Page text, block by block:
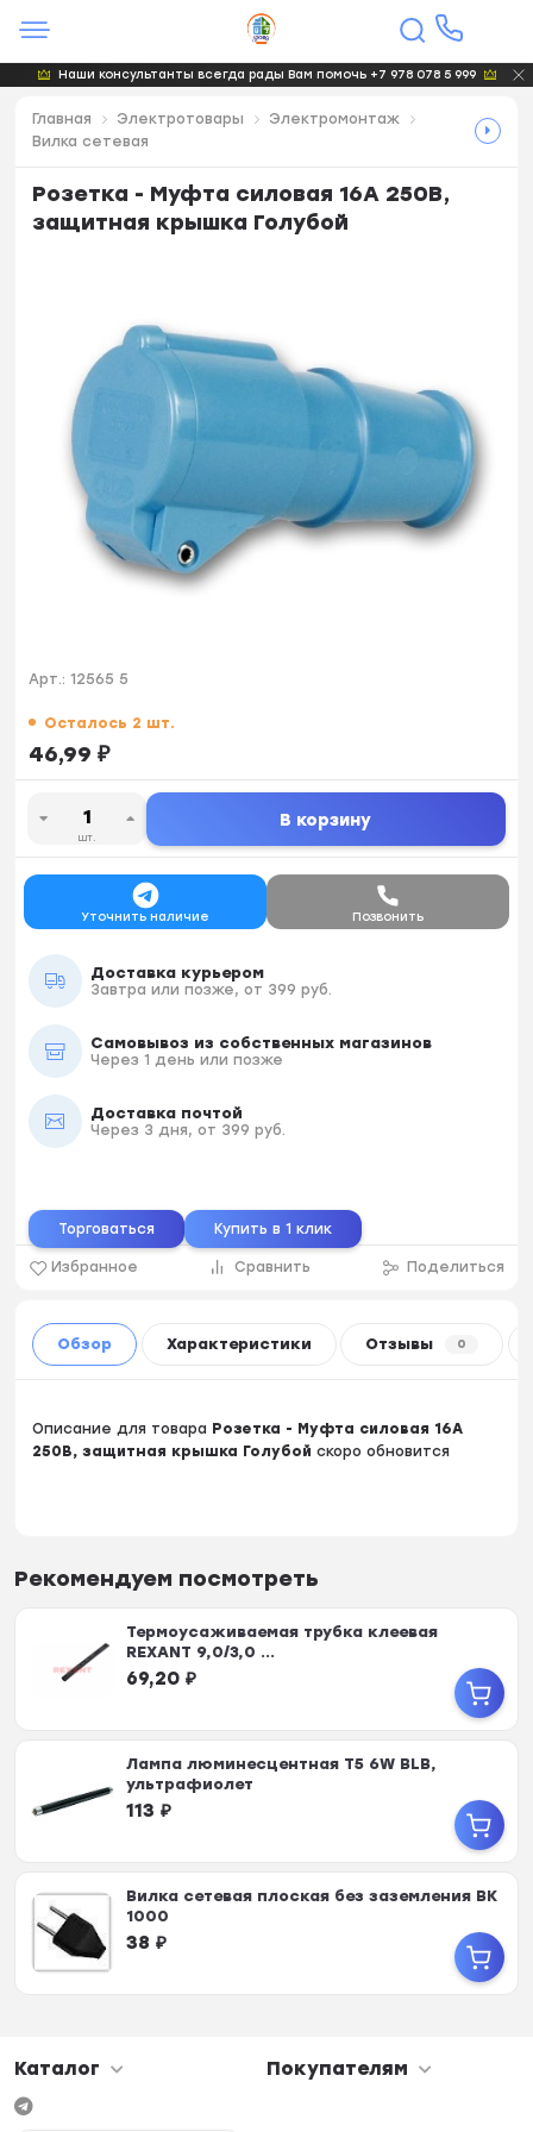
Наши консультанты всегда рады Вам помочь +7 978 078 5 999
Главная Электротовары
Электромонтаж
Вилка сетевая
Розетка - Муфта силовая 16А 250В,
защитная крышка Голубой
Арт.: 12565 5
Осталось 2 шт.
46,99 ₽
шт.
В корзину
Уточнить наличие Позвонить
Доставка курьером
Завтра или позже, от 399 руб.
Самовывоз из собственных магазинов
Через 1 день или позже
Доставка почтой
Через 3 дня, от 399 руб.
Избранное Сравнить Поделиться
Торговаться Купить в 1 клик
Обзор Характеристики Отзывы 0
Описание для товара Розетка - Муфта силовая 16А
250В, защитная крышка Голубой скоро обновится
Рекомендуем посмотреть
Термоусаживаемая трубка клеевая
REXANT 9,0/3,0 ...
69,20 ₽
Лампа люминесцентная T5 6W BLB,
ультрафиолет
113 ₽
Вилка сетевая плоская без заземления ВК
1000
38 ₽
Каталог Покупателям